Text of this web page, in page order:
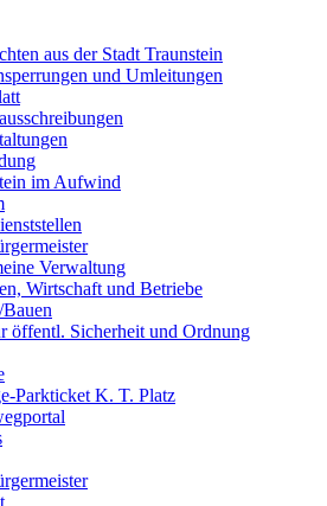
aus der Stadt Traunstein
und Umleitungen
im Aufwind
Verwaltung
Wirtschaft und Betriebe
öffentl. Sicherheit und Ordnung
Parkticket K. T. Platz